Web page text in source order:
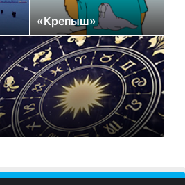
«Крепыш»